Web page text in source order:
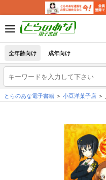
全年齢向け 成年向け
とらのあな電子書籍
小豆洋菓子店